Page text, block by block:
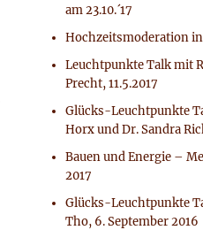
am 23.10.´17
Hochzeitsmoderation in
Leuchtpunkte Talk mit
Precht, 11.5.2017
Glücks-Leuchtpunkte
Horx und Dr. Sandra
Bauen und Energie –
2017
Glücks-Leuchtpunkte
Tho, 6. September 2016